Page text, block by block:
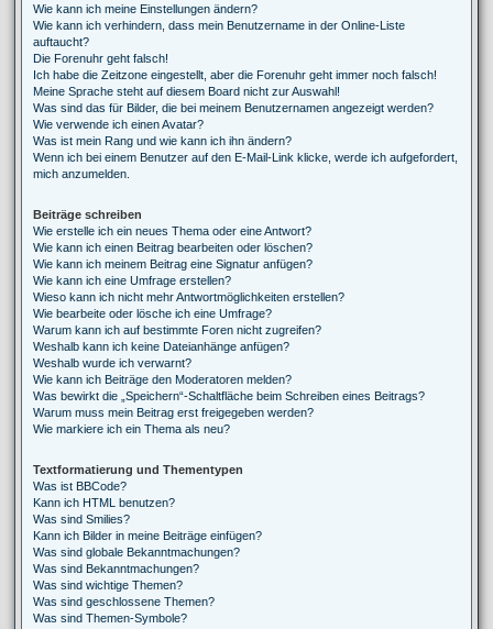
Wie kann ich meine Einstellungen ändern?
Wie kann ich verhindern, dass mein Benutzername in der Online-Liste
auftaucht?
Die Forenuhr geht falsch!
Ich habe die Zeitzone eingestellt, aber die Forenuhr geht immer noch falsch!
Meine Sprache steht auf diesem Board nicht zur Auswahl!
Was sind das für Bilder, die bei meinem Benutzernamen angezeigt werden?
Wie verwende ich einen Avatar?
Was ist mein Rang und wie kann ich ihn ändern?
Wenn ich bei einem Benutzer auf den E-Mail-Link klicke, werde ich aufgefordert,
mich anzumelden.
Beiträge schreiben
Wie erstelle ich ein neues Thema oder eine Antwort?
Wie kann ich einen Beitrag bearbeiten oder löschen?
Wie kann ich meinem Beitrag eine Signatur anfügen?
Wie kann ich eine Umfrage erstellen?
Wieso kann ich nicht mehr Antwortmöglichkeiten erstellen?
Wie bearbeite oder lösche ich eine Umfrage?
Warum kann ich auf bestimmte Foren nicht zugreifen?
Weshalb kann ich keine Dateianhänge anfügen?
Weshalb wurde ich verwarnt?
Wie kann ich Beiträge den Moderatoren melden?
Was bewirkt die „Speichern“-Schaltfläche beim Schreiben eines Beitrags?
Warum muss mein Beitrag erst freigegeben werden?
Wie markiere ich ein Thema als neu?
Textformatierung und Thementypen
Was ist BBCode?
Kann ich HTML benutzen?
Was sind Smilies?
Kann ich Bilder in meine Beiträge einfügen?
Was sind globale Bekanntmachungen?
Was sind Bekanntmachungen?
Was sind wichtige Themen?
Was sind geschlossene Themen?
Was sind Themen-Symbole?